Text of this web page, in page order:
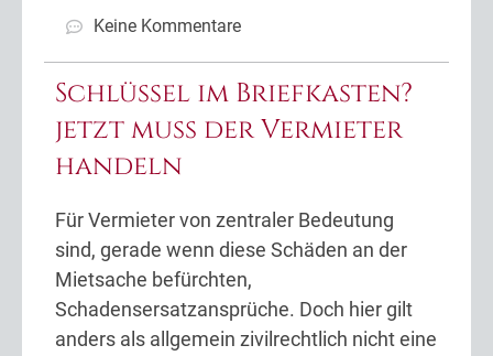
Keine Kommentare
Schlüssel im Briefkasten?
jetzt muss der Vermieter
handeln
Für Vermieter von zentraler Bedeutung
sind, gerade wenn diese Schäden an der
Mietsache befürchten,
Schadensersatzansprüche. Doch hier gilt
anders als allgemein zivilrechtlich nicht eine